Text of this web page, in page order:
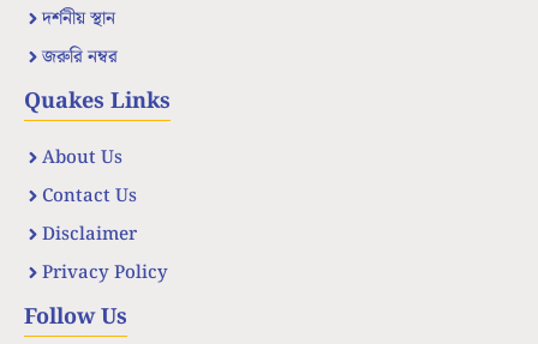
দর্শনীয় স্থান
জরুরি নম্বর
Quakes Links
About Us
Contact Us
Disclaimer
Privacy Policy
Follow Us